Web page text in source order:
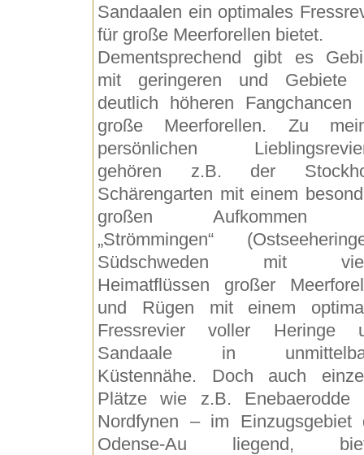
Sandaalen ein optimales
für große Meerforellen bietet.
Dementsprechend gibt es
mit geringeren und Gebiete
deutlich höheren Fangchancen
große Meerforellen. Zu
persönlichen
gehören z.B. der
Schärengarten mit einem
großen Aufkommen
„Strömmingen“
Südschweden mit
Heimatflüssen großer
und Rügen mit einem
Fressrevier voller Heringe
Sandaale in
Küstennähe. Doch auch
Plätze wie z.B. Enebaerodde
Nordfynen – im Einzugsgebiet
Odense-Au liegend,